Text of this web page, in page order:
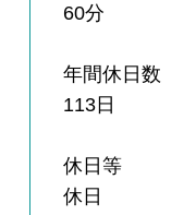
60分
年間休日数
113日
休日等
休日